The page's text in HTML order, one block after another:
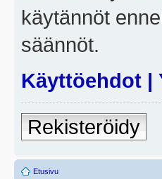
käytännöt
säännöt.
Käyttöehdot |
Rekisteröidy
Etusivu